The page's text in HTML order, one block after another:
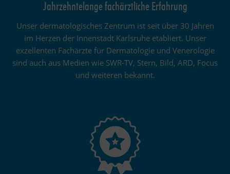
Jahrzehntelange fachärztliche Erfahrung
Unser dermatologisches Zentrum ist seit über 30 Jahren
im Herzen der Innenstadt Karlsruhe etabliert. Unser
exzellenten Fachärzte für Dermatologie und Venerologie
sind auch aus Medien wie SWR-TV, Stern, Bild, ARD, Focus
und weiteren bekannt.